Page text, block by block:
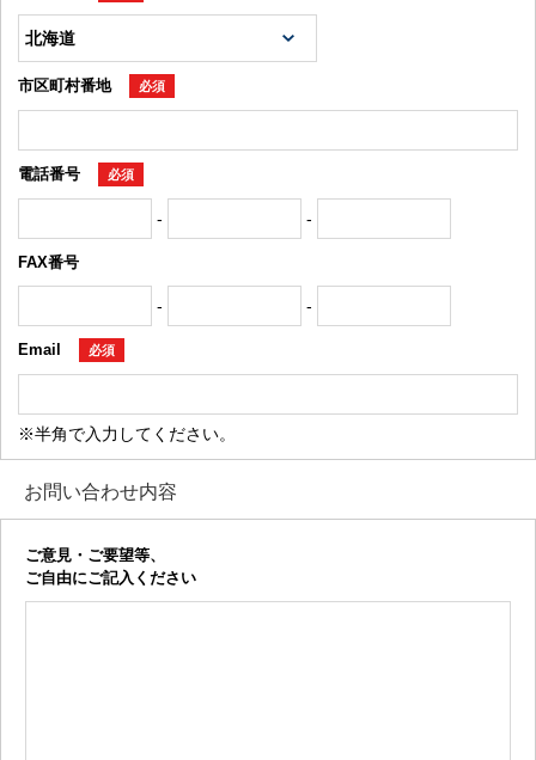
市区町村番地 必須
電話番号 必須
- -
FAX番号
- -
Email 必須
※半角で入力してください。
お問い合わせ内容
ご意見・ご要望等、
ご自由にご記入ください